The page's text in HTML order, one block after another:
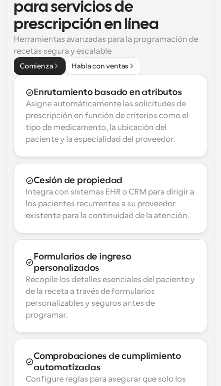
para servicios de
prescripción en línea
Herramientas avanzadas para la programación de
recetas segura y escalable
Comienza Habla con ventas
Enrutamiento basado en atributos
Asigne automáticamente las solicitudes de
prescripción en función de criterios como el
tipo de medicamento, la ubicación del
paciente y la especialidad del proveedor.
Cesión de propiedad
Integra con sistemas EHR o CRM para dirigir a
los pacientes recurrentes a su proveedor
existente para la continuidad de la atención.
Formularios de ingreso
personalizados
Recopile los detalles esenciales del paciente y
de la receta a través de formularios
personalizables y seguros antes de
programar.
Comprobaciones de cumplimiento
automatizadas
Configure reglas para asegurar que solo los